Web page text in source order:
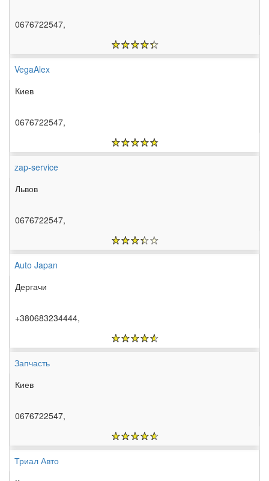
0676722547,
VegaAlex
Киев
0676722547,
zap-service
Львов
0676722547,
Auto Japan
Дергачи
+380683234444,
Запчасть
Киев
0676722547,
Триал Авто